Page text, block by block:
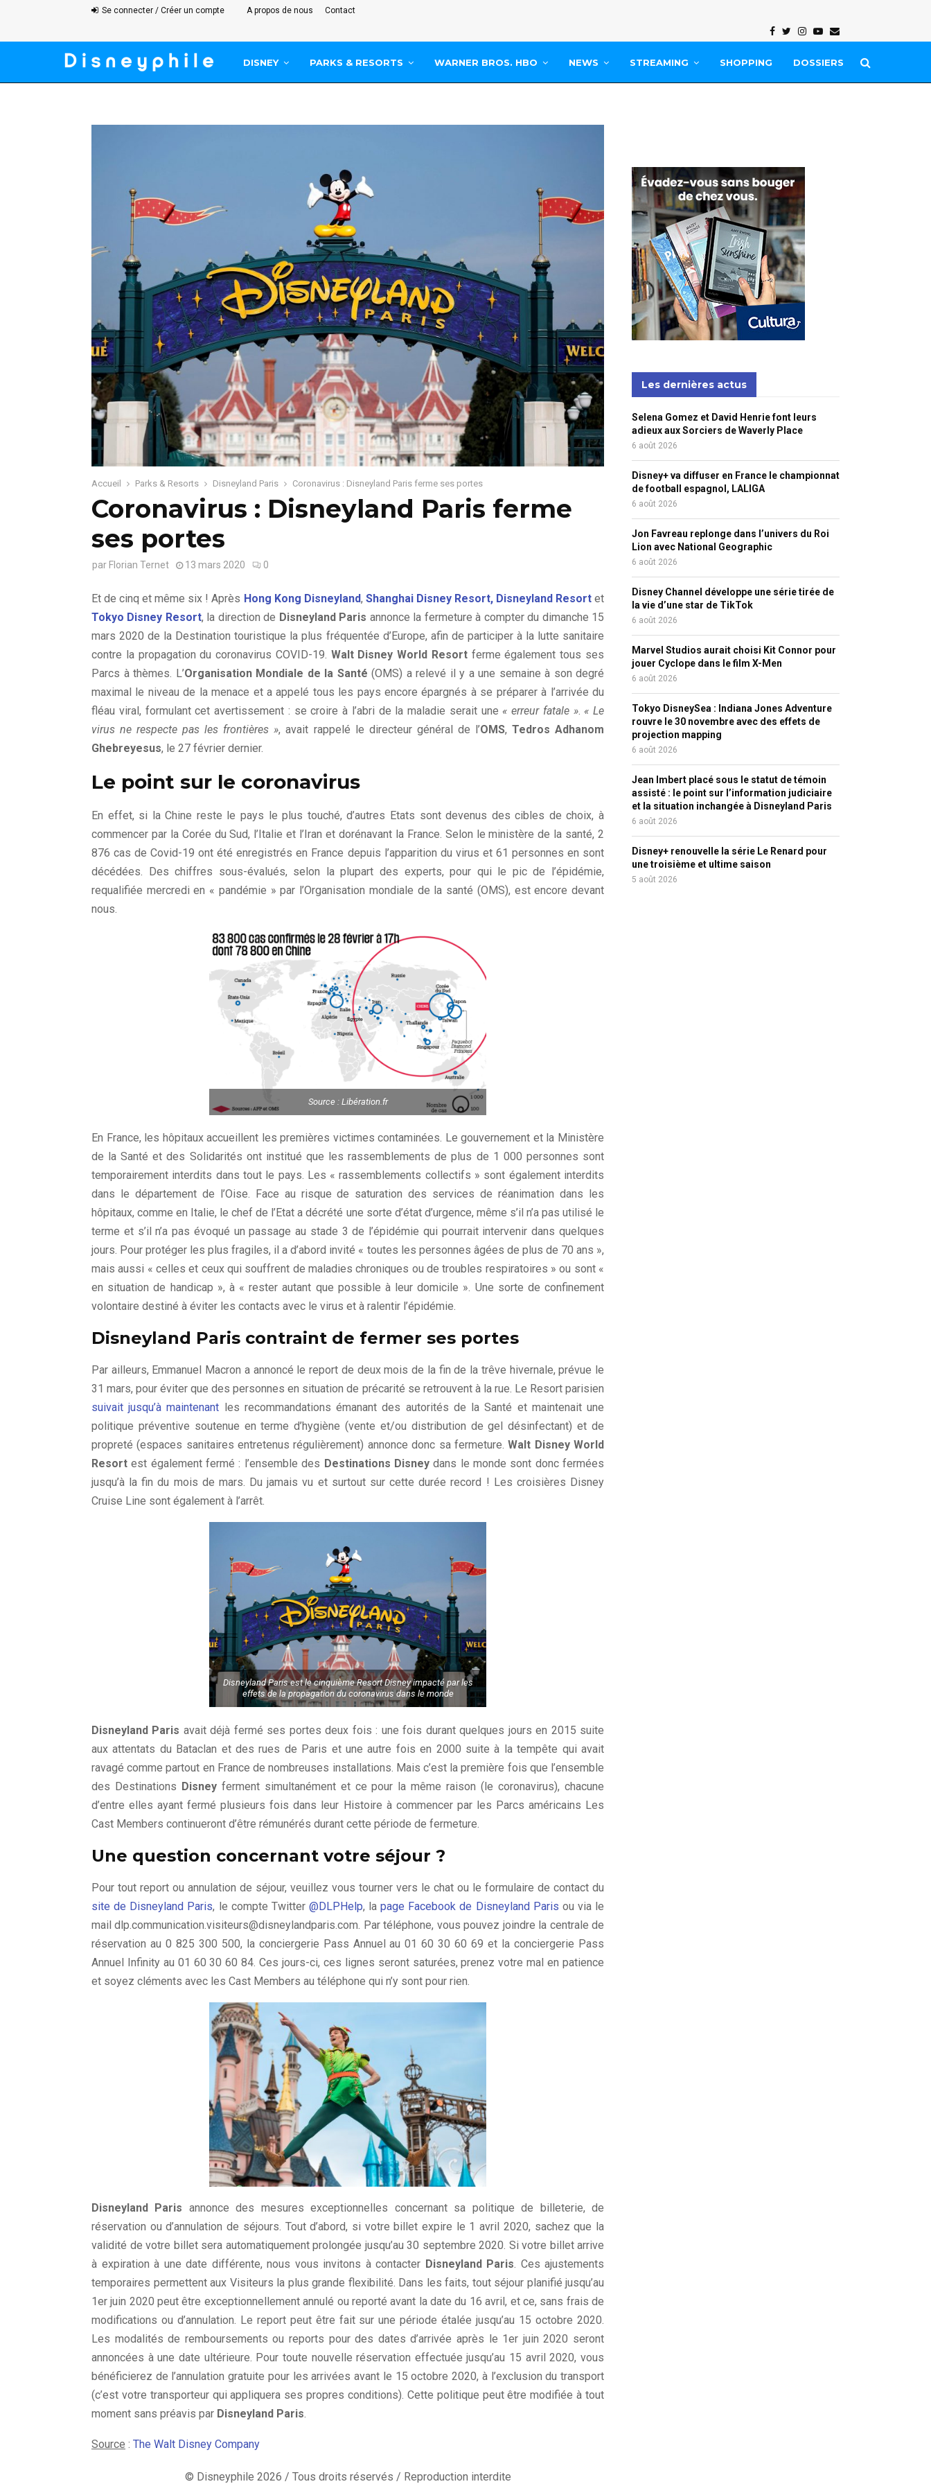
Se connecter / Créer un compte A propos de nous Contact
Facebook
Twitter
Instagram
Youtube
Email
DISNEY PARKS & RESORTS WARNER BROS. HBO NEWS STREAMING SHOPPING DOSSIERS
Accueil Parks & Resorts Disneyland Paris Coronavirus : Disneyland Paris ferme ses portes
Coronavirus : Disneyland Paris ferme
ses portes
par Florian Ternet 13 mars 2020 0
Et de cinq et même six ! Après Hong Kong Disneyland, Shanghai Disney Resort, Disneyland Resortet
Tokyo Disney Resort, la direction de Disneyland Paris annonce la fermeture à compter du dimanche 15
mars 2020 de la Destination touristique la plus fréquentée d’Europe, afin de participer à la lutte sanitaire
contre la propagation du coronavirus COVID-19. Walt Disney World Resortferme également tous ses
Parcs à thèmes. L’Organisation Mondiale de la Santé (OMS) a relevé il y a une semaine à son degré
maximal le niveau de la menace et a appelé tous les pays encore épargnés à se préparer à l’arrivée du
fléau viral, formulant cet avertissement : se croire à l’abri de la maladie serait une « erreur fatale ». « Le
virus ne respecte pas les frontières », avait rappelé le directeur général de l’OMS, Tedros Adhanom
Ghebreyesus, le 27 février dernier.
Le point sur le coronavirus
En effet, si la Chine reste le pays le plus touché, d’autres Etats sont devenus des cibles de choix, à
commencer par la Corée du Sud, l’Italie et l’Iran et dorénavant la France. Selon le ministère de la santé, 2
876 cas de Covid-19 ont été enregistrés en France depuis l’apparition du virus et 61 personnes en sont
décédées. Des chiffres sous-évalués, selon la plupart des experts, pour qui le pic de l’épidémie,
requalifiée mercredi en « pandémie » par l’Organisation mondiale de la santé (OMS), est encore devant
nous.
Source : Libération.fr
En France, les hôpitaux accueillent les premières victimes contaminées. Le gouvernement et la Ministère
de la Santé et des Solidarités ont institué que les rassemblements de plus de 1 000 personnes sont
temporairement interdits dans tout le pays. Les « rassemblements collectifs » sont également interdits
dans le département de l’Oise. Face au risque de saturation des services de réanimation dans les
hôpitaux, comme en Italie, le chef de l’Etat a décrété une sorte d’état d’urgence, même s’il n’a pas utilisé le
terme et s’il n’a pas évoqué un passage au stade 3 de l’épidémie qui pourrait intervenir dans quelques
jours. Pour protéger les plus fragiles, il a d’abord invité « toutes les personnes âgées de plus de 70 ans »,
mais aussi « celles et ceux qui souffrent de maladies chroniques ou de troubles respiratoires » ou sont «
en situation de handicap », à « rester autant que possible à leur domicile ». Une sorte de confinement
volontaire destiné à éviter les contacts avec le virus et à ralentir l’épidémie.
Disneyland Paris contraint de fermer ses portes
Par ailleurs, Emmanuel Macron a annoncé le report de deux mois de la fin de la trêve hivernale, prévue le
31 mars, pour éviter que des personnes en situation de précarité se retrouvent à la rue. Le Resort parisien
suivait jusqu’à maintenant les recommandations émanant des autorités de la Santé et maintenait une
politique préventive soutenue en terme d’hygiène (vente et/ou distribution de gel désinfectant) et de
propreté (espaces sanitaires entretenus régulièrement) annonce donc sa fermeture.Walt Disney World
Resort est également fermé : l’ensemble des Destinations Disneydans le monde sont donc fermées
jusqu’à la fin du mois de mars. Du jamais vu et surtout sur cette durée record ! Les croisières Disney
Cruise Line sont également à l’arrêt.
Disneyland Paris est le cinquième Resort Disney impacté par les
effets de la propagation du coronavirus dans le monde
Disneyland Paris avait déjà fermé ses portes deux fois : une fois durant quelques jours en 2015 suite
aux attentats du Bataclan et des rues de Paris et une autre fois en 2000 suite à la tempête qui avait
ravagé comme partout en France de nombreuses installations. Mais c’est la première fois que l’ensemble
des Destinations Disneyferment simultanément et ce pour la même raison (le coronavirus), chacune
d’entre elles ayant fermé plusieurs fois dans leur Histoire à commencer par les Parcs américains Les
Cast Members continueront d’être rémunérés durant cette période de fermeture.
Une question concernant votre séjour ?
Pour tout report ou annulation de séjour, veuillez vous tourner vers le chat ou le formulaire de contact du
site de Disneyland Paris, le compte Twitter @DLPHelp, lapage Facebook de Disneyland Paris ou via le
mail dlp.communication.visiteurs@disneylandparis.com. Par téléphone, vous pouvez joindre la centrale de
réservation au 0 825 300 500, la conciergerie Pass Annuel au 01 60 30 60 69 et la conciergerie Pass
Annuel Infinity au 01 60 30 60 84. Ces jours-ci, ces lignes seront saturées, prenez votre mal en patience
et soyez cléments avec les Cast Members au téléphone qui n’y sont pour rien.
Disneyland Paris annonce des mesures exceptionnelles concernant sa politique de billeterie, de
réservation ou d’annulation de séjours. Tout d’abord, si votre billet expire le 1 avril 2020, sachez que la
validité de votre billet sera automatiquement prolongée jusqu’au 30 septembre 2020. Si votre billet arrive
à expiration à une date différente, nous vous invitons à contacter Disneyland Paris. Ces ajustements
temporaires permettent aux Visiteurs la plus grande flexibilité. Dans les faits, tout séjour planifié jusqu’au
1er juin 2020 peut être exceptionnellement annulé ou reporté avant la date du 16 avril, et ce, sans frais de
modifications ou d’annulation. Le report peut être fait sur une période étalée jusqu’au 15 octobre 2020.
Les modalités de remboursements ou reports pour des dates d’arrivée après le 1er juin 2020 seront
annoncées à une date ultérieure. Pour toute nouvelle réservation effectuée jusqu’au 15 avril 2020, vous
bénéficierez de l’annulation gratuite pour les arrivées avant le 15 octobre 2020, à l’exclusion du transport
(c’est votre transporteur qui appliquera ses propres conditions). Cette politique peut être modifiée à tout
moment sans préavis par Disneyland Paris.
Source : The Walt Disney Company
© Disneyphile 2026 / Tous droits réservés / Reproduction interdite
Les dernières actus
Selena Gomez et David Henrie font leurs
adieux aux Sorciers de Waverly Place
6 août 2026
Disney+ va diffuser en France le championnat
de football espagnol, LALIGA
6 août 2026
Jon Favreau replonge dans l’univers du Roi
Lion avec National Geographic
6 août 2026
Disney Channel développe une série tirée de
la vie d’une star de TikTok
6 août 2026
Marvel Studios aurait choisi Kit Connor pour
jouer Cyclope dans le film X-Men
6 août 2026
Tokyo DisneySea : Indiana Jones Adventure
rouvre le 30 novembre avec des effets de
projection mapping
6 août 2026
Jean Imbert placé sous le statut de témoin
assisté : le point sur l’information judiciaire
et la situation inchangée à Disneyland Paris
6 août 2026
Disney+ renouvelle la série Le Renard pour
une troisième et ultime saison
5 août 2026